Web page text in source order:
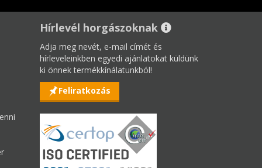
Hírlevél horgászoknak
Adja meg nevét, e-mail címét és
hírleveleinkben egyedi ajánlatokat küldünk
ki önnek termékkínálatunkból!
Feliratkozás